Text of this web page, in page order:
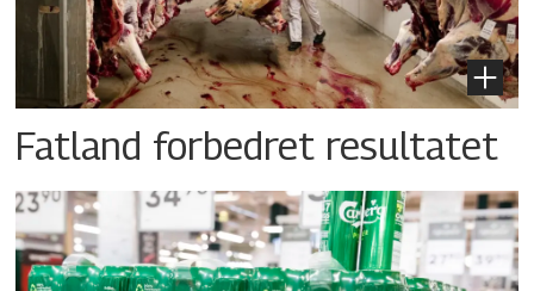
Fatland forbedret resultatet